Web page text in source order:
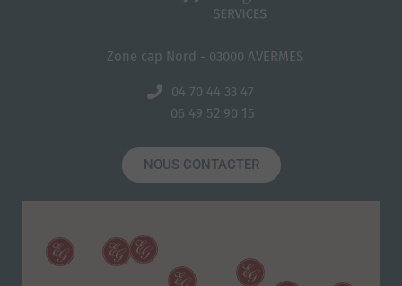
Zone cap Nord - 03000 AVERMES
04 70 44 33 47
06 49 52 90 15
NOUS CONTACTER